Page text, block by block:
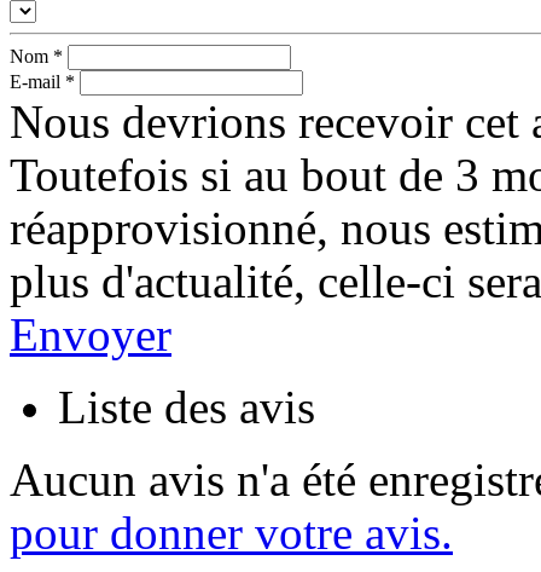
Nom *
E-mail *
Nous devrions recevoir cet
Toutefois si au bout de 3
réapprovisionné, nous
plus d'actualité, celle-ci
Envoyer
Liste des avis
Aucun avis n'a été
pour donner votre avis.